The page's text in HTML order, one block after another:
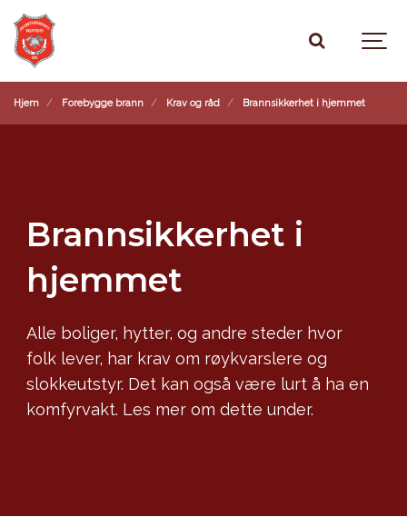
Hjem Forebygge brann Krav og råd Brannsikkerhet i hjemmet
Brannsikkerhet i
hjemmet
Alle boliger, hytter, og andre steder hvor
folk lever, har krav om røykvarslere og
slokkeutstyr. Det kan også være lurt å ha en
komfyrvakt. Les mer om dette under.